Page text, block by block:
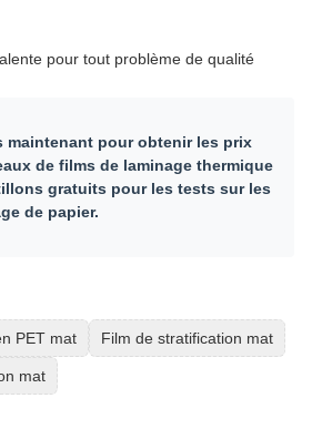
pour tout problème de qualité
maintenant pour obtenir les prix
de films de laminage thermique
gratuits pour les tests sur les
de papier.
PET mat Film de stratification mat
mat